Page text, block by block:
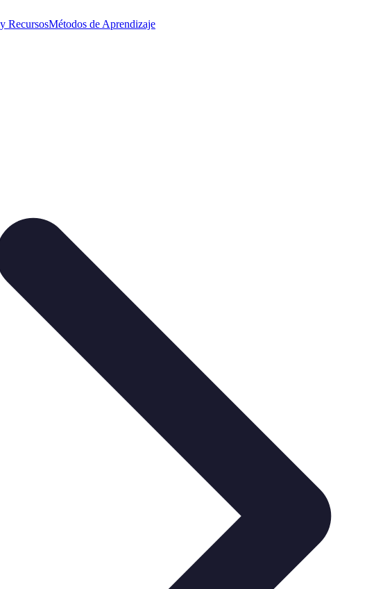
RecursosMétodos de Aprendizaje